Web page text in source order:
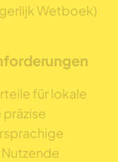
Wetboek)
für lokale